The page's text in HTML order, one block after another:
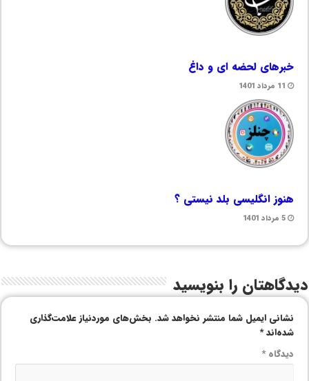
خبرهای لحضه ای و داغ
11 مرداد 1401
هنوز انگلیسی بلد نیستی ؟
5 مرداد 1401
دیدگاهتان را بنویسید
نشانی ایمیل شما منتشر نخواهد شد. بخش‌های موردنیاز علامت‌گذاری
شده‌اند*
دیدگاه*